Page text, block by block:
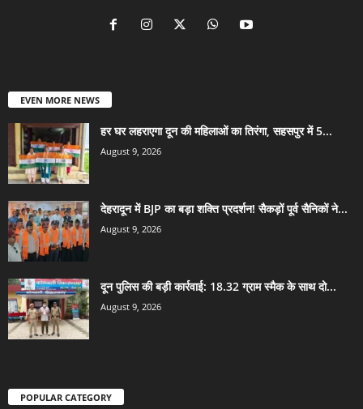
EVEN MORE NEWS
हर घर लहराएगा दून की महिलाओं का तिरंगा, सहसपुर में 5...
August 9, 2026
देहरादून में BJP का बड़ा शक्ति प्रदर्शन! सैकड़ों पूर्व सैनिकों ने...
August 9, 2026
दून पुलिस की बड़ी कार्रवाई: 18.32 ग्राम स्मैक के साथ दो...
August 9, 2026
POPULAR CATEGORY